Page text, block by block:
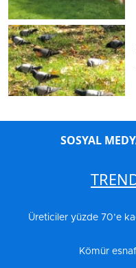
SOSYAL
Üreticiler yüzde 70’e
Kömür esnaf